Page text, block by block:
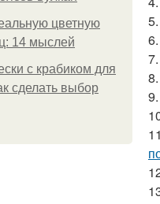
цветную
14 мыслей
с крабиком для
сделать выбор
5.
6.
7.
8.
9.